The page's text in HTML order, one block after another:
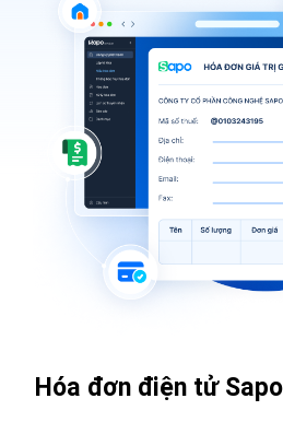
Hóa đơn điện tử